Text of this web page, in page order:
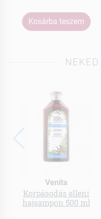
Kosárba teszem
Venita
Korpásodás elleni
hajsampon 500 ml